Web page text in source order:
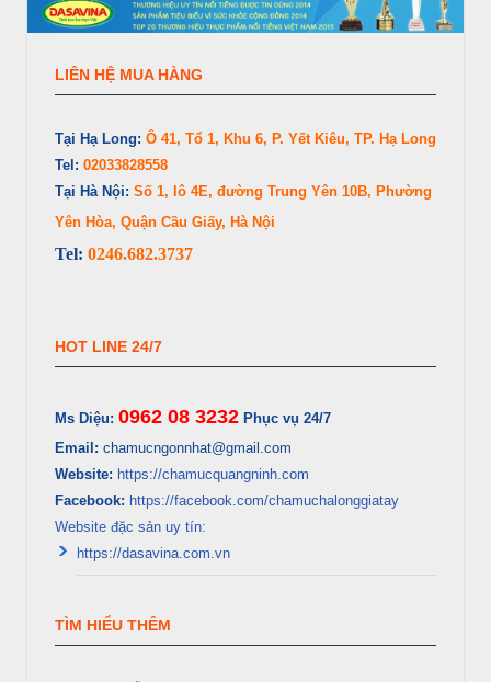
LIÊN HỆ MUA HÀNG
Tại Hạ Long: Ô 41, Tổ 1, Khu 6, P. Yết Kiêu, TP. Hạ Long
Tel: 02033828558
Tại Hà Nội: Số 1, lô 4E, đường Trung Yên 10B, Phường
Yên Hòa, Quận Cầu Giấy, Hà Nội
Tel: 0246.682.3737
HOT LINE 24/7
Ms Diệu: 0962 08 3232 Phục vụ 24/7
Email: chamucngonnhat@gmail.com
Website: https://chamucquangninh.com
Facebook: https://facebook.com/chamuchalonggiatay
Website đặc sản uy tín:
https://dasavina.com.vn
TÌM HIỂU THÊM